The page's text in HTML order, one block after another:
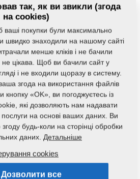
OFT
Розповідь
задоволеного
клієнта з штату
Орегон (США)...
23. 10. 2024
Ми надали нашому
клієнту, компанії Natural
Plant Products з
Салема, штат Орегон...
так, як ви звикли (згода
на cookies)
покупки були максимально
знаходили на нашому сайті
менше кліків і не бачили
цікава. Щоб ви бачили сайт у
і не входили щоразу в систему.
згода на використання файлів
«OK», ви погоджуєтесь із
які дозволяють нам надавати
послуги на основі ваших даних. Ви
будь-коли на сторінці обробки
даних. Детальніше
cookies
Дозволити все